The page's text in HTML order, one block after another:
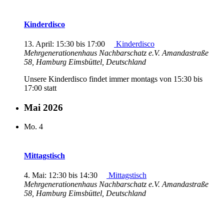
Kinderdisco
13. April: 15:30 bis 17:00
Kinderdisco
Mehrgenerationenhaus Nachbarschatz e.V. Amandastraße
58, Hamburg Eimsbüttel, Deutschland
Unsere Kinderdisco findet immer montags von 15:30 bis
17:00 statt
Mai 2026
Mo. 4
Mittagstisch
4. Mai: 12:30 bis 14:30
Mittagstisch
Mehrgenerationenhaus Nachbarschatz e.V. Amandastraße
58, Hamburg Eimsbüttel, Deutschland